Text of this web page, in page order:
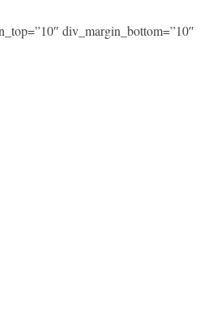
div_margin_bottom=”10″